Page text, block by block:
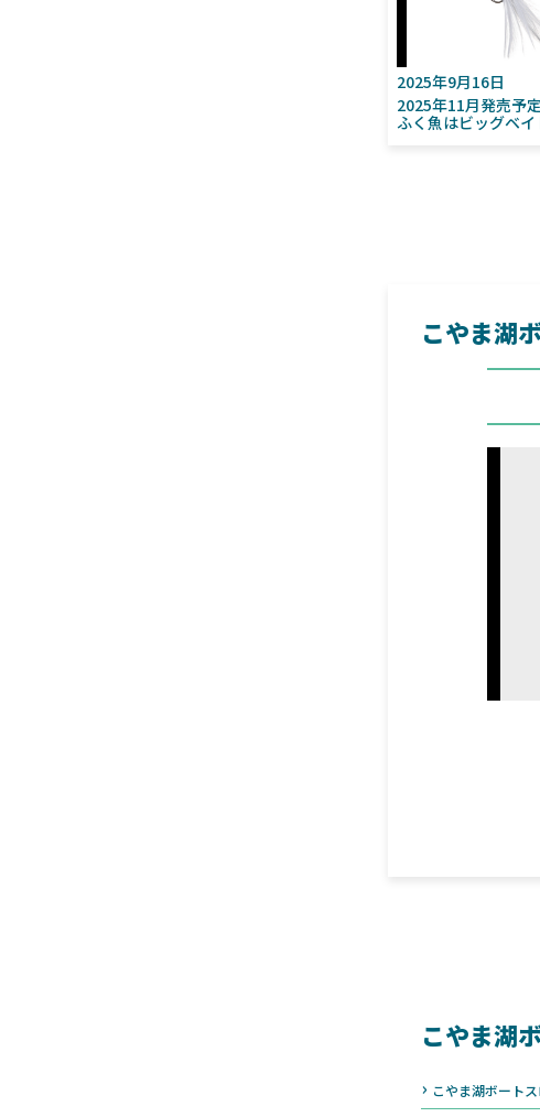
2025年9月16日
2025年11月発売予
ふく魚はビッグベイ
こやま湖
こやま湖
こやま湖ボート